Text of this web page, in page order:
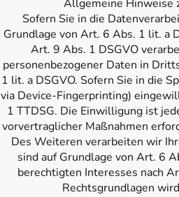
Allgemeine Hinweise
Sofern Sie in die
Grundlage von Art. 6 Abs. 1 lit. a
Art. 9 Abs. 1 DSGVO
personenbezogener Daten in
1 lit. a DSGVO. Sofern Sie in die
via Device-Fingerprinting)
1 TTDSG. Die Einwilligung ist
vorvertraglicher Maßnahmen
Des Weiteren verarbeiten wir
sind auf Grundlage von Art. 6
berechtigten Interesses nach
Rechtsgrundlagen